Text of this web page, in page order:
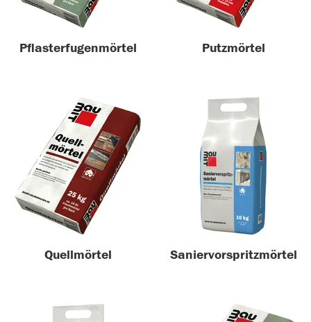
Pflasterfugenmörtel Putzmörtel
Quellmörtel Saniervorspritzmörtel